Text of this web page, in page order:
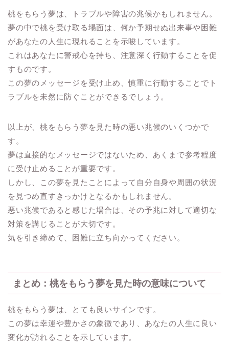
桃をもらう夢は、トラブルや障害の兆候かもしれません。
夢の中で桃を受け取る場面は、何か予期せぬ出来事や困難
があなたの人生に現れることを示唆しています。
これはあなたに警戒心を持ち、注意深く行動することを促
すものです。
この夢のメッセージを受け止め、慎重に行動することでト
ラブルを未然に防ぐことができるでしょう。
以上が、桃をもらう夢を見た時の悪い兆候のいくつかで
す。
夢は直接的なメッセージではないため、あくまで参考程度
に受け止めることが重要です。
しかし、この夢を見たことによって自分自身や周囲の状況
を見つめ直すきっかけとなるかもしれません。
悪い兆候であると感じた場合は、その予兆に対して適切な
対策を講じることが大切です。
気を引き締めて、困難に立ち向かってください。
まとめ：桃をもらう夢を見た時の意味について
桃をもらう夢は、とても良いサインです。
この夢は幸運や豊かさの象徴であり、あなたの人生に良い
変化が訪れることを示しています。